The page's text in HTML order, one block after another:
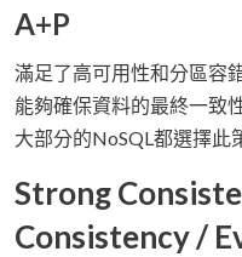
A+P
滿足了高可用性和分區容
能夠確保資料的最終一致
大部分的NoSQL都選擇此
Strong
Consistency /